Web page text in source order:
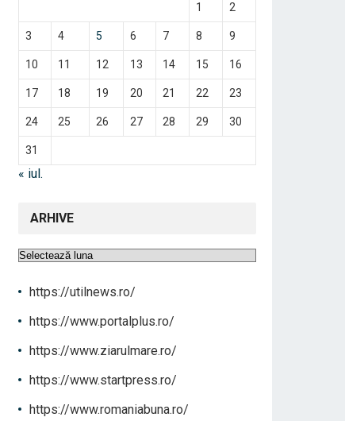
1 2
3 4 5 6 7 8 9
10 11 12 13 14 15 16
17 18 19 20 21 22 23
24 25 26 27 28 29 30
31
« iul.
ARHIVE
Arhive
https://utilnews.ro/
https://www.portalplus.ro/
https://www.ziarulmare.ro/
https://www.startpress.ro/
https://www.romaniabuna.ro/